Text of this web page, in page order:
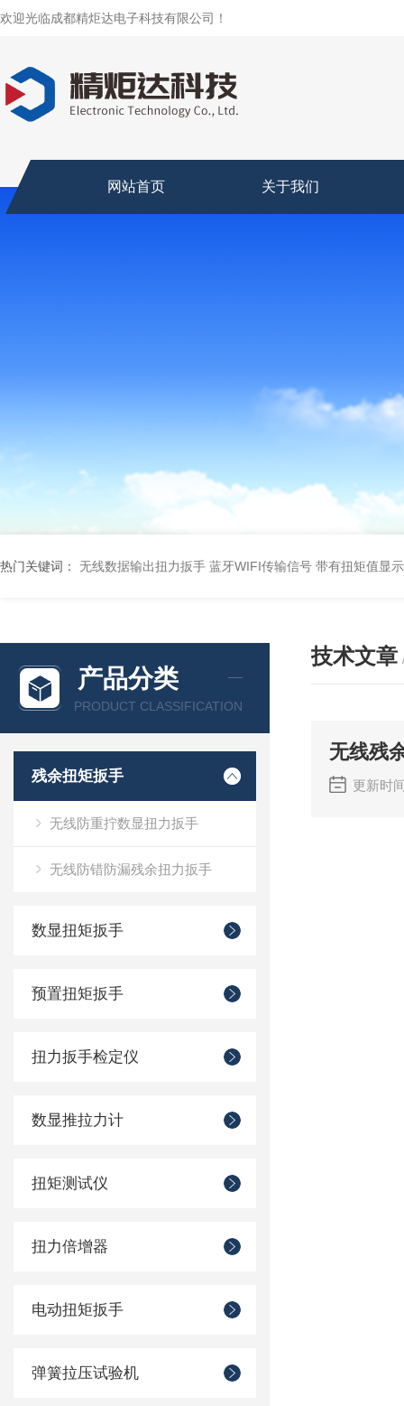
欢迎光临成都精炬达电子科技有限公司！
网站首页 关于我们
热门关键词： 无线数据输出扭力扳手 蓝牙WIFI传输信号 带有扭矩值显
产品分类
PRODUCT CLASSIFICATION
残余扭矩扳手
无线防重拧数显扭力扳手
无线防错防漏残余扭力扳手
数显扭矩扳手
预置扭矩扳手
扭力扳手检定仪
数显推拉力计
扭矩测试仪
扭力倍增器
电动扭矩扳手
弹簧拉压试验机
技术文章
无线残
更新时